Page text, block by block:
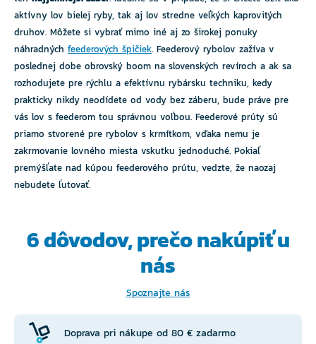
aktívny lov bielej ryby, tak aj lov stredne veľkých kaprovitých
druhov. Môžete si vybrať mimo iné aj zo širokej ponuky
náhradných feederových špičiek. Feederový rybolov zažíva v
poslednej dobe obrovský boom na slovenských revíroch a ak sa
rozhodujete pre rýchlu a efektívnu rybársku techniku, kedy
prakticky nikdy neodídete od vody bez záberu, bude práve pre
vás lov s feederom tou správnou voľbou. Feederové prúty sú
priamo stvorené pre rybolov s krmítkom, vďaka nemu je
zakrmovanie lovného miesta vskutku jednoduché. Pokiaľ
premýšľate nad kúpou feederového prútu, vedzte, že naozaj
nebudete ľutovať.
6 dôvodov, prečonakúpiť u
nás
Spoznajte nás
Doprava pri nákupe od 80 € zadarmo